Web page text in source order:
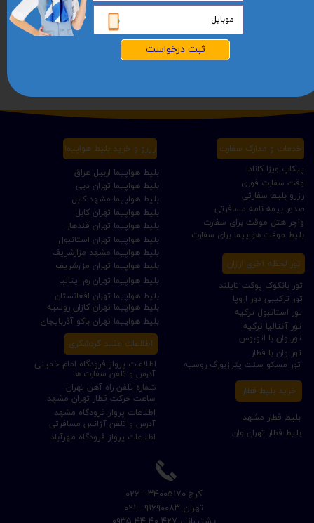
​تهران ۹۱۶۹۰۰۸۳ - ۰۲۱
​کرج ۳۴۰۰۵۱۷۰ - ۰۲۶
تور ترکیبی دور اروپا
رزرو بلیط سفارتی
پیکاپ ویزا کانادا
بلیط هواپیما تهران کابل
بلیط هواپیما تهران مزارشریف
بلیط هواپیما مشهد کابل
بلیط هواپیما تهران قندهار
بلیط هواپیما تهران افغانستان
بلیط هواپیما مشهد مزارشریف
بلیط قطار تهران وان
بلیط قطار مشهد
بلیط موقت هواپیما برای سفارت
واچر هتل موقت برای سفارت
بلیط هواپیما تهران رم ایتالیا
اطلاعات پرواز فرودگاه امام خمینی
بلیط هواپیما تهران دبی
بلیط هواپیما تهران باکو آذربایجان
بلیط هواپیما تهران استانبول
بلیط هواپیما تهران کازان روسیه
بلیط هواپیما اربیل عراق
صدور بیمه نامه مسافرتی
تور آنتالیا ترکیه
تور استانبول ترکیه
تور مسکو سنت پترزبورگ روسیه
تور وان با قطار
تور بانکوک پوکت تایلند
تور وان با اتوبوس
ساعت حرکت قطار تهران مشهد
خرید بلیط قطار
خدمات و مدارک سفارت رزرو و خرید بلیط هواپیما
تور لحظه آخری ارزان
شماره تلفن راه آهن تهران
وقت سفارت فوری
اطلاعات پرواز فرودگاه مهرآباد
اطلاعات پرواز فرودگاه مشهد
آدرس و تلفن سفارت ها
آدرس و تلفن آژانس مسافرتی
اطلاعات مفید گردشگری
ثبت درخواست